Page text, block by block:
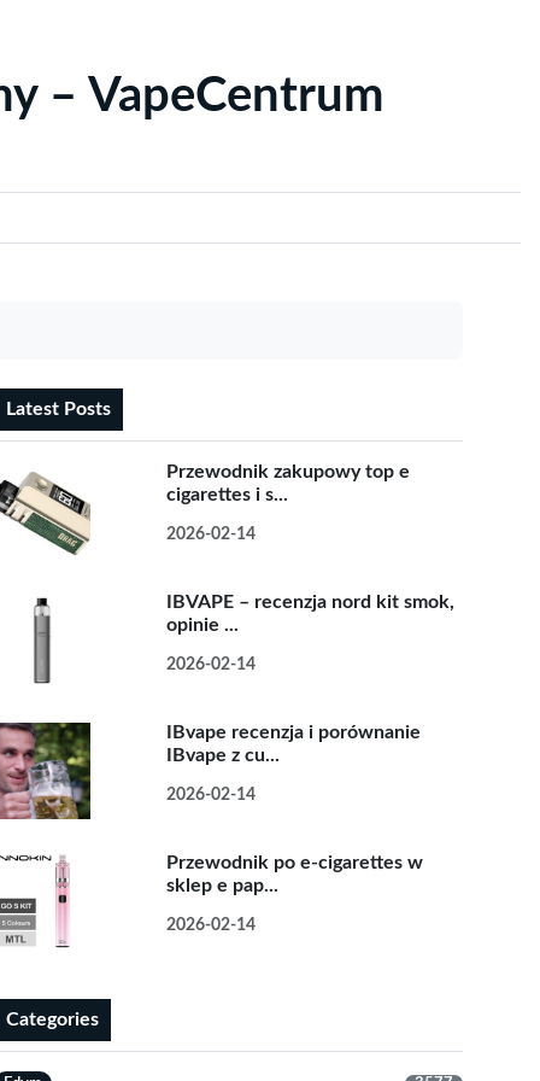
– VapeCentrum
Latest Posts
Przewodnik zakupowy top e
cigarettes i s...
2026-02-14
IBVAPE – recenzja nord kit smok,
opinie ...
2026-02-14
IBvape recenzja i porównanie
IBvape z cu...
2026-02-14
Przewodnik po e-cigarettes w
sklep e pap...
2026-02-14
Categories